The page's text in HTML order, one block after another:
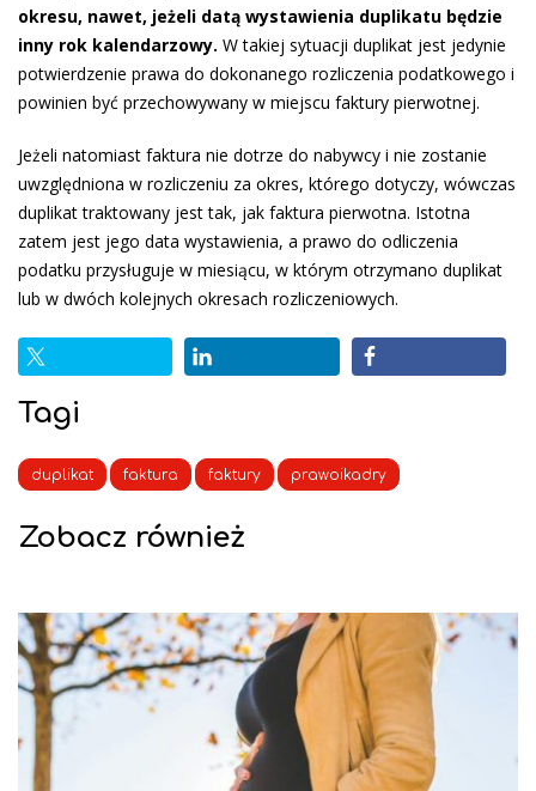
okresu, nawet, jeżeli datą wystawienia duplikatu będzie
inny rok kalendarzowy. W takiej sytuacji duplikat jest jedynie
potwierdzenie prawa do dokonanego rozliczenia podatkowego i
powinien być przechowywany w miejscu faktury pierwotnej.
Jeżeli natomiast faktura nie dotrze do nabywcy i nie zostanie
uwzględniona w rozliczeniu za okres, którego dotyczy, wówczas
duplikat traktowany jest tak, jak faktura pierwotna. Istotna
zatem jest jego data wystawienia, a prawo do odliczenia
podatku przysługuje w miesiącu, w którym otrzymano duplikat
lub w dwóch kolejnych okresach rozliczeniowych.
Tagi
duplikat faktura faktury prawoikadry
Zobacz również